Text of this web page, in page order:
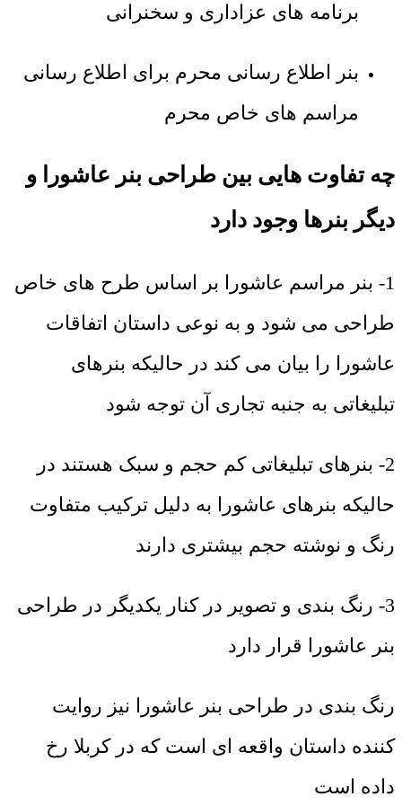
برنامه های عزاداری و سخنرانی
بنر اطلاع رسانی محرم برای اطلاع رسانی
مراسم های خاص محرم
چه تفاوت هایی بین طراحی بنر عاشورا و
دیگر بنرها وجود دارد
1- بنر مراسم عاشورا بر اساس طرح های خاص
طراحی می شود و به نوعی داستان اتفاقات
عاشورا را بیان می کند در حالیکه بنرهای
تبلیغاتی به جنبه تجاری آن توجه شود
2- بنرهای تبلیغاتی کم حجم و سبک هستند در
حالیکه بنرهای عاشورا به دلیل ترکیب متفاوت
رنگ و نوشته حجم بیشتری دارند
3- رنگ بندی و تصویر در کنار یکدیگر در طراحی
بنر عاشورا قرار دارد
رنگ بندی در طراحی بنر عاشورا نیز روایت
کننده داستان واقعه ای است که در کربلا رخ
داده است